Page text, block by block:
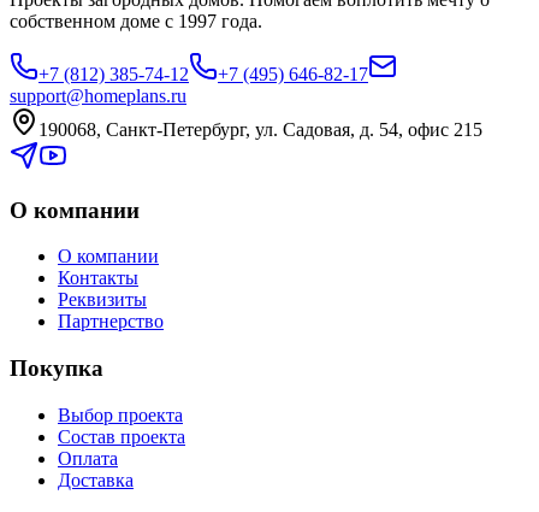
собственном доме с 1997 года.
+7 (812) 385-74-12
+7 (495) 646-82-17
support@homeplans.ru
190068, Санкт-Петербург, ул. Садовая, д. 54, офис 215
О компании
О компании
Контакты
Реквизиты
Партнерство
Покупка
Выбор проекта
Состав проекта
Оплата
Доставка